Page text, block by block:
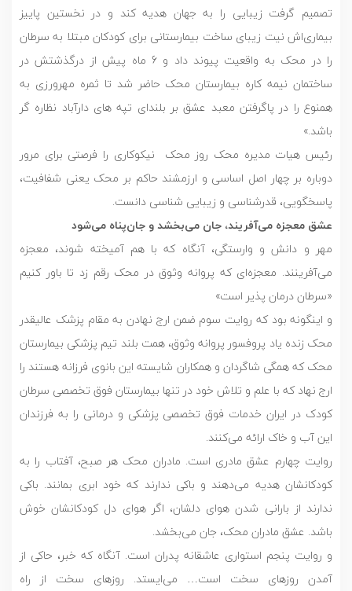
تصمیم گرفت زیبایی را به جهان هدیه کند و در نخستین پاییز
بیماری‌اش نیت زیبای ساخت بیمارستانی برای کودکان مبتلا به سرطان
را در محک به واقعیت پیوند داد و 6 ماه پیش از درگذشتش در
ساختمان نیمه کاره بیمارستان محک حاضر شد تا ثمره مهرورزی به
همنوع را در پاگرفتن معبد عشق بر بلندای تپه های دارآباد نظاره گر
باشد.»
رئیس هیات مدیره محک روز محک نیکوکاری را فرصتی برای مرور
دوباره بر چهار اصل اساسی و ارزمشند حاکم بر محک یعنی شفافیت،
پاسخگویی، قدرشناسی و زیبایی شناسی دانست.
عشق معجزه می‌آفریند، جان می‌بخشد و جان‌پناه می‌شود
مهر و دانش و وارستگی، آنگاه که با هم آمیخته شوند، معجزه
می‌آفرینند. معجزه‌ای که پروانه وثوق در محک رقم زد تا باور کنیم
«سرطان درمان پذیر است»
و اینگونه بود که روایت سوم ضمن ارج نهادن به مقام پزشک عالیقدر
محک زنده یاد پروفسور پروانه وثوق، همت بلند تیم پزشکی بیمارستان
محک که همگی شاگردان و همکاران شایسته این بانوی فرزانه هستند را
ارج نهاد که با علم و تلاش خود در تنها بیمارستان فوق تخصصی سرطان
کودک در ایران خدمات فوق تخصصی پزشکی و درمانی را به فرزندان
این آب و خاک ارائه می‌کنند.
روایت چهارم عشق مادری است. مادران محک هر صبح، آفتاب را به
کودکانشان هدیه می‌دهند و باکی ندارند که خود ابری بمانند. باکی
ندارند از بارانی شدن هوای دلشان، اگر هوای دل کودکانشان خوش
باشد. عشق مادران محک، جان می‌بخشد.
و روایت پنجم استواری عاشقانه پدران است. آنگاه که خبر، حاکی از
آمدن روزهای سخت است… می‌ایستد. روزهای سخت از راه